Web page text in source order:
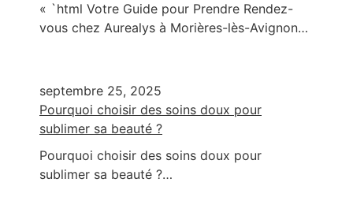
« `html Votre Guide pour Prendre Rendez-
vous chez Aurealys à Morières-lès-Avignon…
septembre 25, 2025
Pourquoi choisir des soins doux pour
sublimer sa beauté ?
Pourquoi choisir des soins doux pour
sublimer sa beauté ?…